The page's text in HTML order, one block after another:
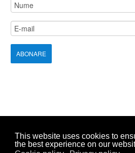
This website uses cookies to
the best experience on our